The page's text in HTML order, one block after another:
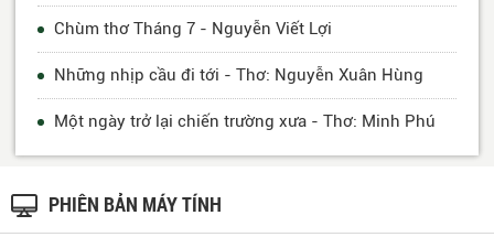
Chùm thơ Tháng 7 - Nguyễn Viết Lợi
Những nhịp cầu đi tới - Thơ: Nguyễn Xuân Hùng
Một ngày trở lại chiến trường xưa - Thơ: Minh Phú
PHIÊN BẢN MÁY TÍNH